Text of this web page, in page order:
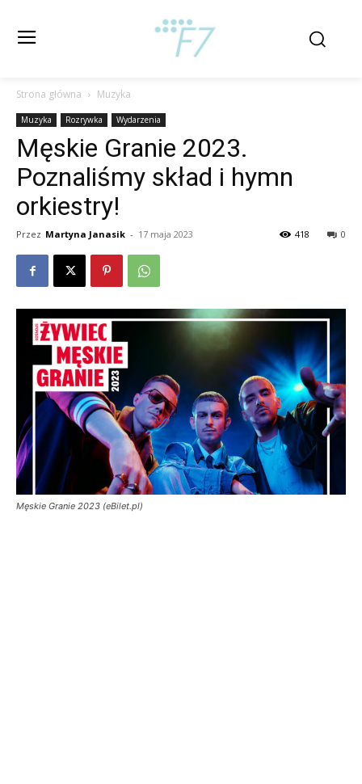
Strona główna Muzyka
Muzyka Rozrywka Wydarzenia
Męskie Granie 2023.
Poznaliśmy skład i hymn
orkiestry!
Przez Martyna Janasik - 17 maja 2023 0
418
Męskie Granie 2023 (eBilet.pl)